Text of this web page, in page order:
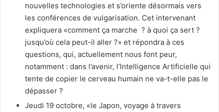
nouvelles technologies et s’oriente désormais vers
les conférences de vulgarisation. Cet intervenant
expliquera «comment ça marche ? à quoi ça sert ?
jusqu’où cela peut-il aller ?» et répondra à ces
questions, qui, actuellement nous font peur,
notamment : dans l’avenir, l’Intelligence Artificielle qui
tente de copier le cerveau humain ne va-t-elle pas le
dépasser ?
Jeudi 19 octobre, «le Japon, voyage à travers